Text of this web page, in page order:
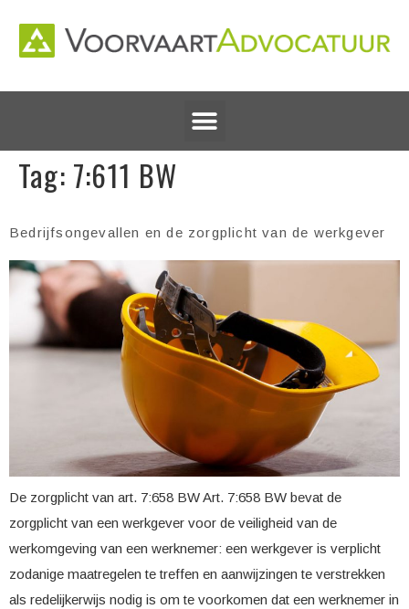
Tag: 7:611 BW
Bedrijfsongevallen en de zorgplicht van de werkgever
De zorgplicht van art. 7:658 BW Art. 7:658 BW bevat de
zorgplicht van een werkgever voor de veiligheid van de
werkomgeving van een werknemer: een werkgever is verplicht
zodanige maatregelen te treffen en aanwijzingen te verstrekken
als redelijkerwijs nodig is om te voorkomen dat een werknemer in